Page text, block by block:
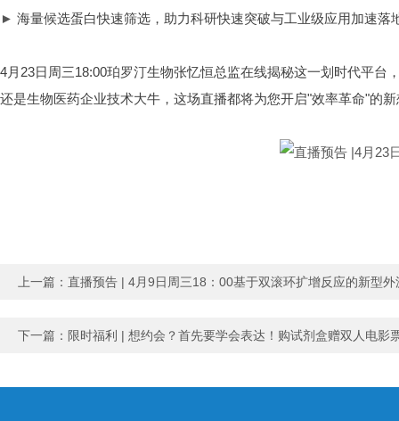
► 海量候选蛋白快速筛选，助力科研快速突破与工业级应用加速落
4月23日周三18:00珀罗汀生物张忆恒总监在线揭秘这一划时代平
还是生物医药企业技术大牛，这场直播都将为您开启"效率革命"的
上一篇： 直播预告 | 4月9日周三18：00基于双滚环扩增反应的新型
下一篇： 限时福利 | 想约会？首先要学会表达！购试剂盒赠双人电影